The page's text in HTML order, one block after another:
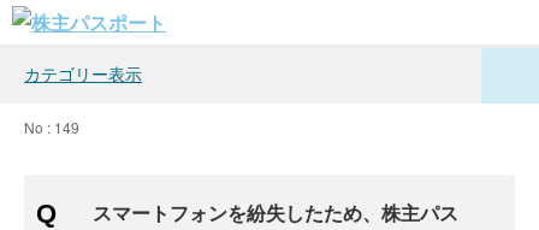
カテゴリー表示
No : 149
スマートフォンを紛失したため、株主パス